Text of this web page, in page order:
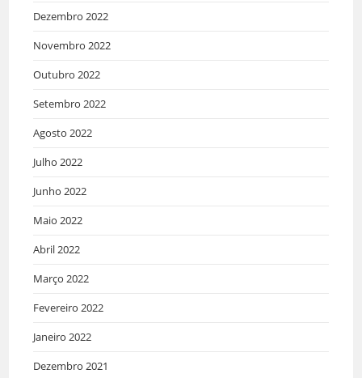
Dezembro 2022
Novembro 2022
Outubro 2022
Setembro 2022
Agosto 2022
Julho 2022
Junho 2022
Maio 2022
Abril 2022
Março 2022
Fevereiro 2022
Janeiro 2022
Dezembro 2021